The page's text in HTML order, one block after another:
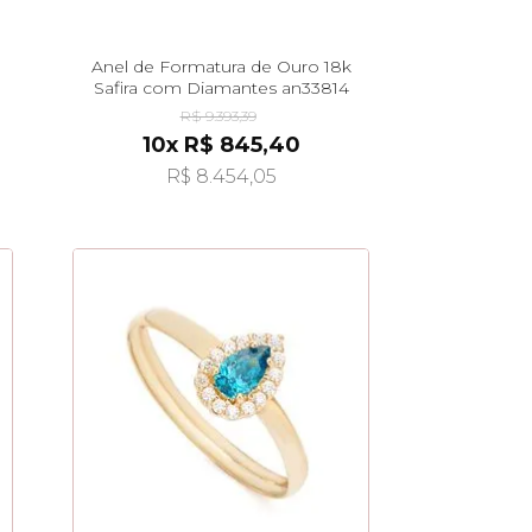
Anel de Formatura de Ouro 18k
Safira com Diamantes an33814
R$ 9.393,39
10x R$ 845,40
R$ 8.454,05